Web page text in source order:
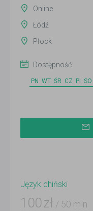
Online
Łódź
Płock
Dostępność
PN WT ŚR CZ PI SO
Język chiński
100 zł / 50 min